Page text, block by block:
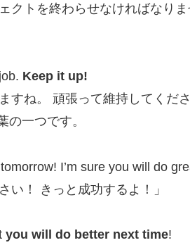
クトを終わらせなければなり
Keep it up!
すね。 頑張って維持してくださ
一つです。
I’m sure you will do
い！ きっと成功するよ！」
you will do better next time!